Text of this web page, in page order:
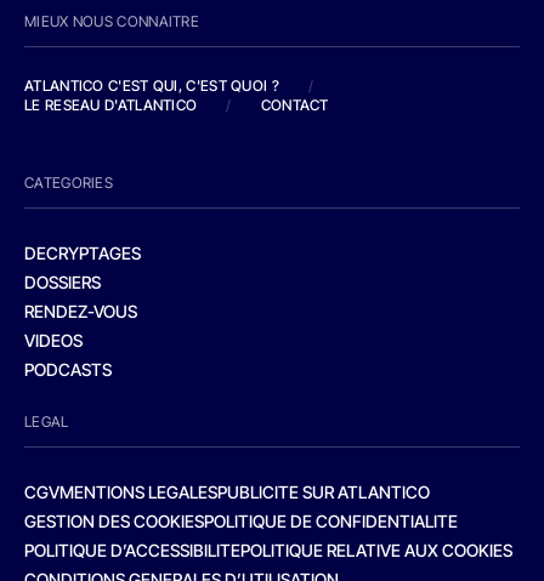
MIEUX NOUS CONNAITRE
ATLANTICO C'EST QUI, C'EST QUOI ?
/
LE RESEAU D'ATLANTICO
/ CONTACT
CATEGORIES
DECRYPTAGES
DOSSIERS
RENDEZ-VOUS
VIDEOS
PODCASTS
LEGAL
CGVMENTIONS LEGALESPUBLICITE SUR ATLANTICO
GESTION DES COOKIESPOLITIQUE DE CONFIDENTIALITE
POLITIQUE D’ACCESSIBILITEPOLITIQUE RELATIVE AUX COOKIES